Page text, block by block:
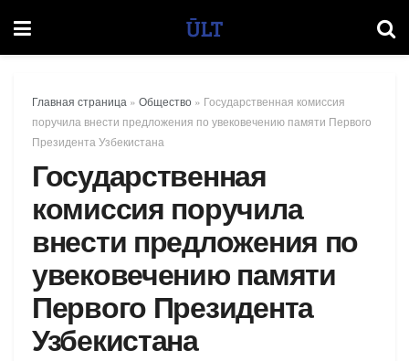
Главная страница » Общество » Государственная комиссия
поручила внести предложения по увековечению памяти Первого
Президента Узбекистана
Государственная
комиссия поручила
внести предложения по
увековечению памяти
Первого Президента
Узбекистана